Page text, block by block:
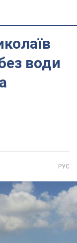
води
РУС